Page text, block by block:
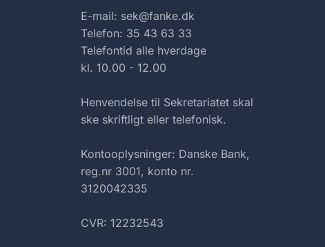
E-mail: sek@fanke.dk
Telefon: 35 43 63 33
Telefontid alle hverdage
kl. 10.00 - 12.00
Henvendelse til Sekretariatet skal
ske skriftligt eller telefonisk.
Kontooplysninger: Danske Bank,
reg.nr 3001, konto nr.
3120042335
CVR: 12232543